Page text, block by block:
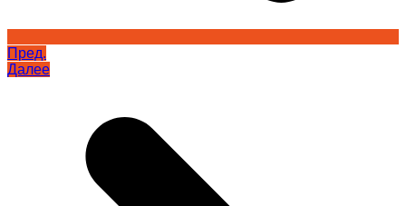
Пред.
Далее